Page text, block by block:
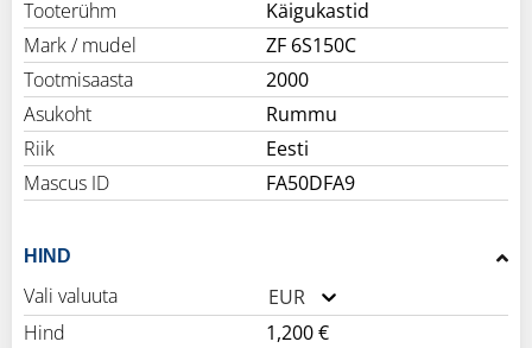
Tooterühm
Käigukastid
Mark / mudel
ZF 6S150C
Tootmisaasta
2000
Asukoht
Rummu
Riik
Eesti
Mascus ID
FA50DFA9
HIND
Vali valuuta
EUR
Hind
1,200 €